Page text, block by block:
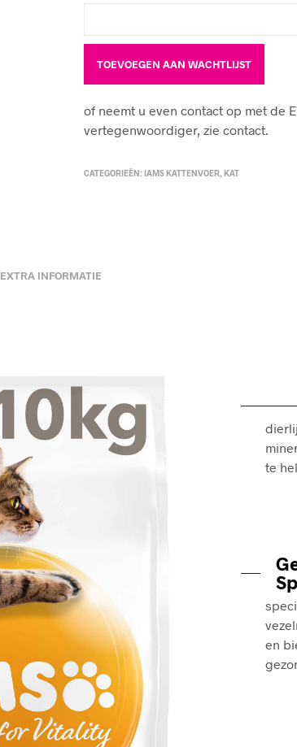
of neemt u even contact op met de
vertegenwoordiger, zie contact.
CATEGORIEËN:IAMS KATTENVOER,KAT
EXTRA INFORMATIE
te
en